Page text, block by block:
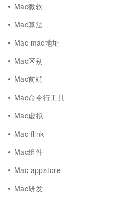
Mac微软
Mac算法
Mac mac地址
Mac区别
Mac前端
Mac命令行工具
Mac虚拟
Mac flink
Mac组件
Mac appstore
Mac研发